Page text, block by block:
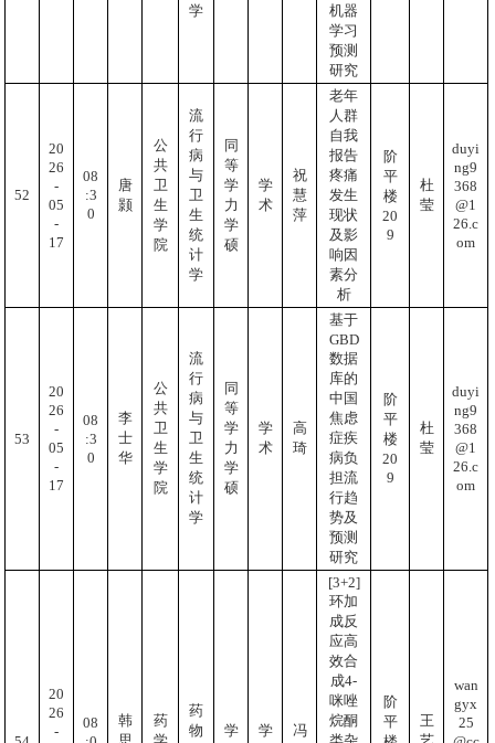
学
机器
学习
预测
研究
52
20
26
-
05
-
17
08
:3
0
唐
颢
公
共
卫
生
学
院
流
行
病
与
卫
生
统
计
学
同
等
学
力
学
硕
学
术
祝
慧
萍
老年
人群
自我
报告
疼痛
发生
现状
及影
响因
素分
析
阶
平
楼
20
9
杜
莹
duyi
ng9
368
@1
26.c
om
53
20
26
-
05
-
17
08
:3
0
李
士
华
公
共
卫
生
学
院
流
行
病
与
卫
生
统
计
学
同
等
学
力
学
硕
学
术
高
琦
基于
GBD
数据
库的
中国
焦虑
症疾
病负
担流
行趋
势及
预测
研究
阶
平
楼
20
9
杜
莹
duyi
ng9
368
@1
26.c
om
20
26
-
08
韩
药
药
物
学
学
冯
[3+2]
环加
成反
应高
效合
成4-
咪唑
烷酮
阶
平
王
wan
gyx
25